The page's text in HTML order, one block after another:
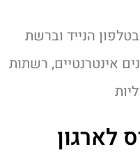
הנייד וברשת
אינטרנטיים, רשתות
לארגון